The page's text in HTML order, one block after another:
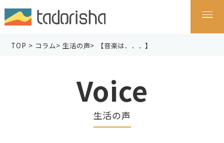
TOP > コラム> 生活の声> 【音楽は．．．】
Voice
生活の声